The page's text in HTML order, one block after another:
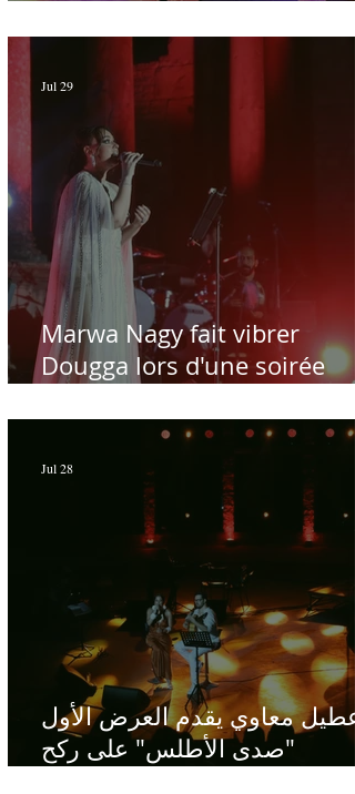
Marwa Nagy fait vibrer
Dougga lors d'une soirée
Hamdi - Par Sofien Manaï
Jul 29
عطيل معاوي يقدم العرض الأول
"صدى الأطلس" على ركح
Jul 28